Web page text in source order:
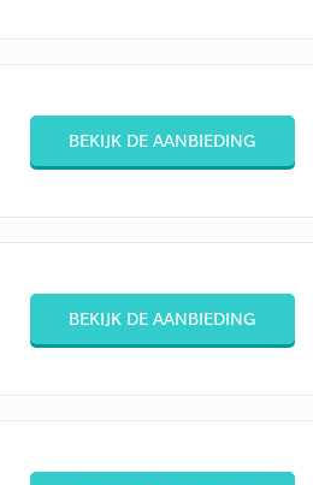
BEKIJK DE AANBIEDING
BEKIJK DE AANBIEDING